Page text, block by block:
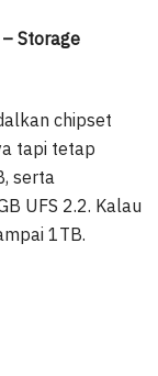
Storage
chipset
tapi tetap
serta
UFS 2.2. Kalau
1TB.